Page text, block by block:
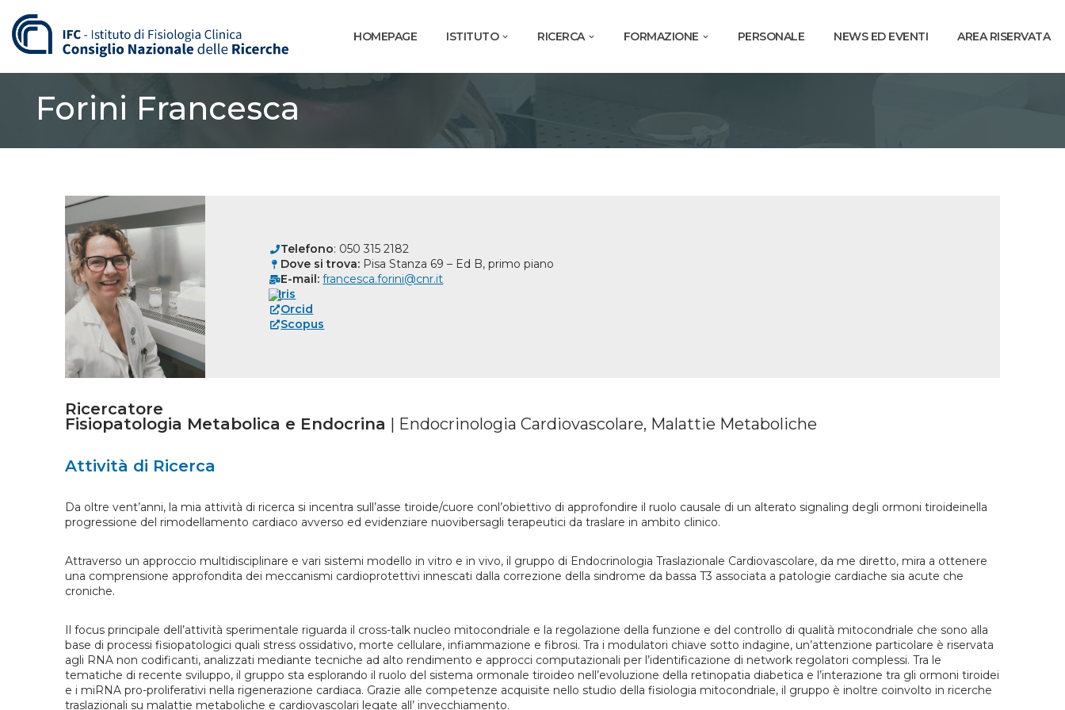
Vai
al
contenuto
HOMEPAGE ISTITUTO RICERCA FORMAZIONE PERSONALE NEWS ED EVENTI AREA RISERVATA
Forini Francesca
Telefono: 050 315 2182
Dove si trova: Pisa Stanza 69 – Ed B, primo piano
E-mail: francesca.forini@cnr.it
Iris
Orcid
Scopus
Ricercatore
Fisiopatologia Metabolica e Endocrina | Endocrinologia Cardiovascolare, Malattie Metaboliche
Attività di Ricerca
Da oltre vent’anni, la mia attività di ricerca si incentra sull’asse tiroide/cuore conl’obiettivo di approfondire il ruolo causale di un alterato signaling degli ormoni tiroideinella
progressione del rimodellamento cardiaco avverso ed evidenziare nuovibersagli terapeutici da traslare in ambito clinico.
Attraverso un approccio multidisciplinare e vari sistemi modello in vitro e in vivo, il gruppo di Endocrinologia Traslazionale Cardiovascolare, da me diretto, mira a ottenere
una comprensione approfondita dei meccanismi cardioprotettivi innescati dalla correzione della sindrome da bassa T3 associata a patologie cardiache sia acute che
croniche.
Il focus principale dell’attività sperimentale riguarda il cross-talk nucleo mitocondriale e la regolazione della funzione e del controllo di qualità mitocondriale che sono alla
base di processi fisiopatologici quali stress ossidativo, morte cellulare, infiammazione e fibrosi. Tra i modulatori chiave sotto indagine, un’attenzione particolare è riservata
agli RNA non codificanti, analizzati mediante tecniche ad alto rendimento e approcci computazionali per l’identificazione di network regolatori complessi. Tra le
tematiche di recente sviluppo, il gruppo sta esplorando il ruolo del sistema ormonale tiroideo nell’evoluzione della retinopatia diabetica e l’interazione tra gli ormoni tiroidei
e i miRNA pro-proliferativi nella rigenerazione cardiaca. Grazie alle competenze acquisite nello studio della fisiologia mitocondriale, il gruppo è inoltre coinvolto in ricerche
traslazionali su malattie metaboliche e cardiovascolari legate all’ invecchiamento.